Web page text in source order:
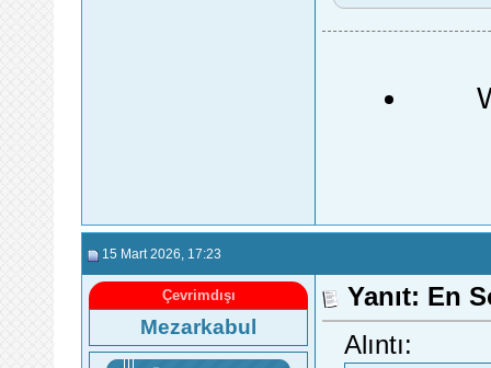
15 Mart 2026 , 17:23
Çevrimdışı
Mezarkabul
Yanıt: En
Alıntı: